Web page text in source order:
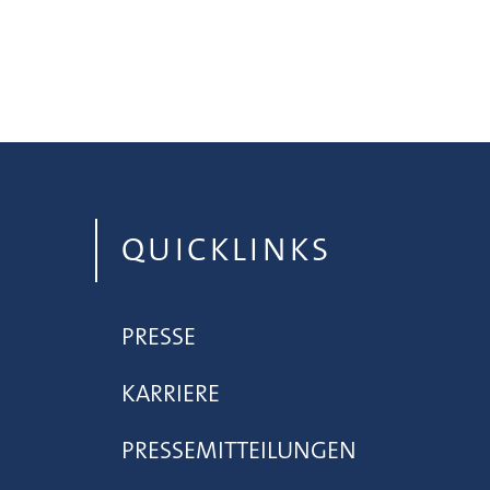
QUICKLINKS
PRESSE
KARRIERE
PRESSEMITTEILUNGEN